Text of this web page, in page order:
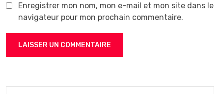
Enregistrer mon nom, mon e-mail et mon site dans le
navigateur pour mon prochain commentaire.